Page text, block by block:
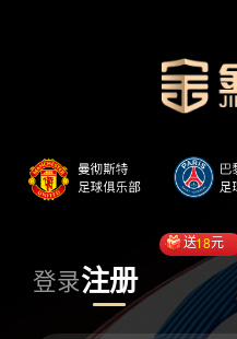
登录注册
送18元